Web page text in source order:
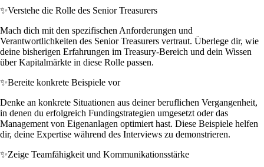
✨Verstehe die Rolle des Senior Treasurers
Mach dich mit den spezifischen Anforderungen und
Verantwortlichkeiten des Senior Treasurers vertraut. Überlege dir, wie
deine bisherigen Erfahrungen im Treasury-Bereich und dein Wissen
über Kapitalmärkte in diese Rolle passen.
✨Bereite konkrete Beispiele vor
Denke an konkrete Situationen aus deiner beruflichen Vergangenheit,
in denen du erfolgreich Fundingstrategien umgesetzt oder das
Management von Eigenanlagen optimiert hast. Diese Beispiele helfen
dir, deine Expertise während des Interviews zu demonstrieren.
✨Zeige Teamfähigkeit und Kommunikationsstärke